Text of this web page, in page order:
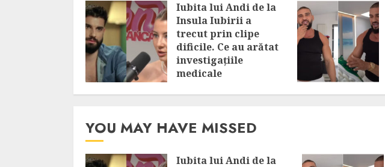
Iubita lui Andi de la
Insula Iubirii a
trecut prin clipe
dificile. Ce au arătat
investigațiile
medicale
YOU MAY HAVE MISSED
Iubita lui Andi de la